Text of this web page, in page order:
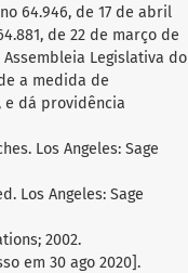
64.946, de 17 de abril
de 22 de março de
Assembleia Legislativa do
a medida de
e dá providência
Los Angeles: Sage
Los Angeles: Sage
2002.
em 30 ago 2020].